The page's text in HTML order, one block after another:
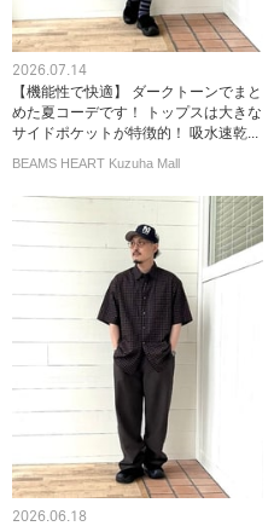
2026.07.14
【機能性で快適】 ダークトーンでまと
めた夏コーデです！ トップスは大きな
サイドポケットが特徴的！ 吸水速乾...
BEAMS HEART Kuzuha Mall
2026.06.18